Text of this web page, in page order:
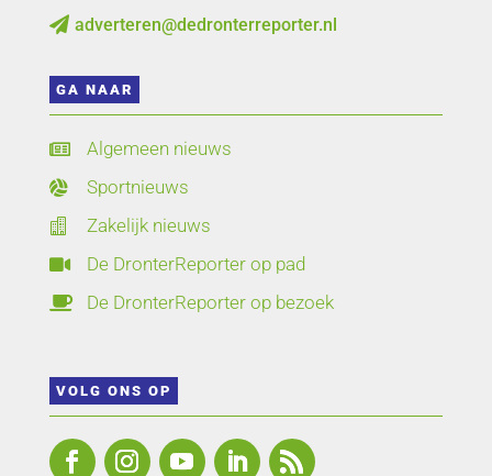
 adverteren@dedronterreporter.nl
GA NAAR
 Algemeen nieuws
 Sportnieuws
 Zakelijk nieuws
 De DronterReporter op pad
 De DronterReporter op bezoek
VOLG ONS OP